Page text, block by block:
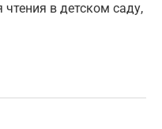
в детском саду,